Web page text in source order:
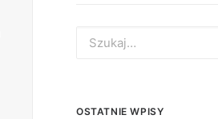
for:
OSTATNIE WPISY